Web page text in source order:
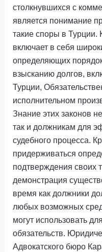
столкнувшихся с
является понимание
такие споры в Турции.
включает в себя
определяющих
взысканию долгов,
Турции,
исполнительном
Знание этих законов
так и должникам для
судебного процесса.
придерживаться
подтверждения своих
демонстрация
время как должники
любых возможных
могут использовать
обязательств.
Адвокатского бюро